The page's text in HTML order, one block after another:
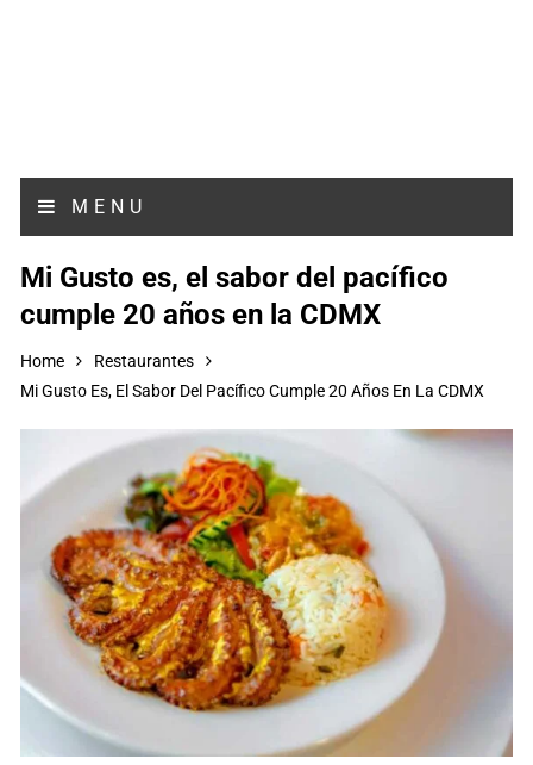
MENU
Mi Gusto es, el sabor del pacífico
cumple 20 años en la CDMX
Home
Restaurantes
Mi Gusto Es, El Sabor Del Pacífico Cumple 20 Años En La CDMX